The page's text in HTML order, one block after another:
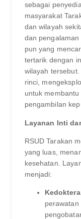
sebagai
masyarakat
dan wilayah
dan
pun yang
tertarik dengan
wilayah
rinci,
untuk
pengambilan
Layanan Inti
RSUD Tarakan
yang luas,
kesehatan.
menjadi: